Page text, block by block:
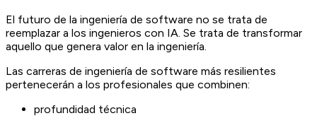
El futuro de la ingeniería de software no se trata de
reemplazar a los ingenieros con IA. Se trata de transformar
aquello que genera valor en la ingeniería.
Las carreras de ingeniería de software más resilientes
pertenecerán a los profesionales que combinen:
profundidad técnica